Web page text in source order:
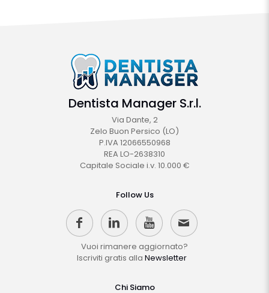
Dentista Manager S.r.l.
Via Dante, 2
Zelo Buon Persico (LO)
P.IVA 12066550968
REA LO-2638310
Capitale Sociale i.v. 10.000 €
Follow Us
Vuoi rimanere aggiornato?
Iscriviti gratis alla Newsletter
Chi Siamo